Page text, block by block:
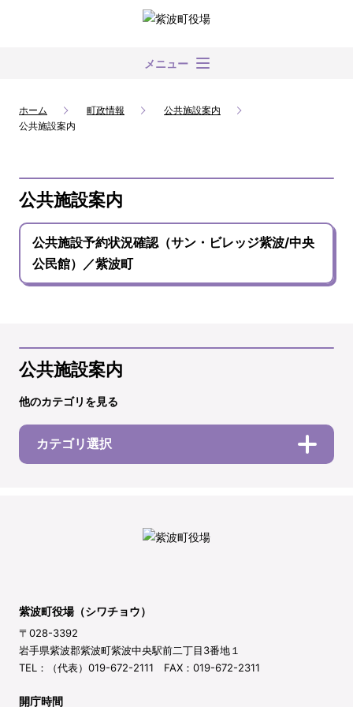
メニュー
ホーム 町政情報
公共施設案内
公共施設案内
公共施設案内
公共施設予約状況確認（サン・ビレッジ紫波/中央
公民館）／紫波町
公共施設案内
他のカテゴリを見る
カテゴリ選択
紫波町役場（シワチョウ）
〒028-3392
岩手県紫波郡紫波町紫波中央駅前二丁目3番地１
TEL：（代表）019-672-2111 FAX：019-672-2311
開庁時間